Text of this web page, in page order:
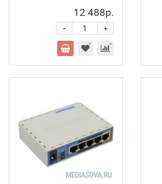
12 488р.
+
-